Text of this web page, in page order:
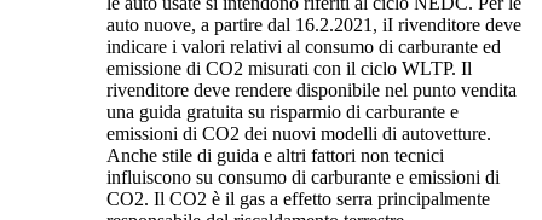
auto nuove, a partire dal 16.2.2021, iI rivenditore deve
indicare i valori relativi al consumo di carburante ed
emissione di CO2 misurati con il ciclo WLTP. Il
rivenditore deve rendere disponibile nel punto vendita
una guida gratuita su risparmio di carburante e
emissioni di CO2 dei nuovi modelli di autovetture.
Anche stile di guida e altri fattori non tecnici
influiscono su consumo di carburante e emissioni di
CO2. Il CO2 è il gas a effetto serra principalmente